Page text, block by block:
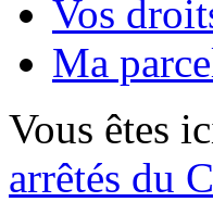
Vos
Ma
Vous êtes
arrêtés du